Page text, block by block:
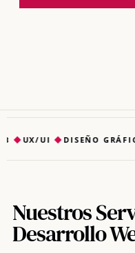
◆UX/UI◆DISEÑO
Nuestros
Desarrollo